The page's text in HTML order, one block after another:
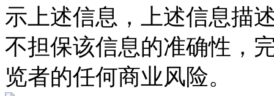
示上述信息，上述信息描
不担保该信息的准确性，
览者的任何商业风险。